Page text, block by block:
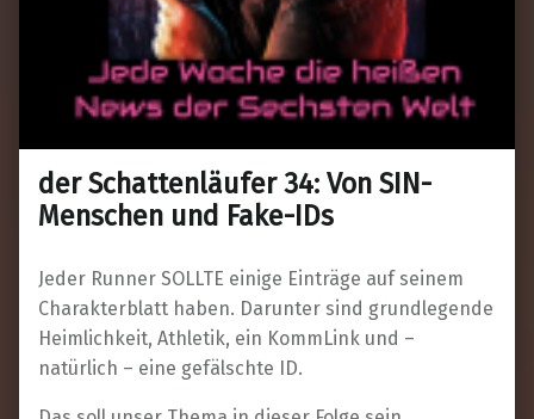
der Schattenläufer 34: Von SIN-
Menschen und Fake-IDs
Jeder Runner SOLLTE einige Einträge auf seinem
Charakterblatt haben. Darunter sind grundlegende
Heimlichkeit, Athletik, ein KommLink und –
natürlich – eine gefälschte ID.